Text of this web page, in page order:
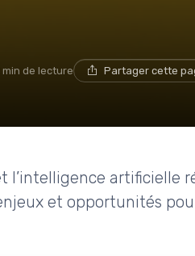
min de lecture Partager cette
artificielle
et opportunités